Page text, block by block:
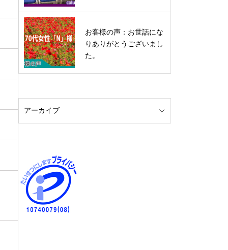
お客様の声：お世話にな
りありがとうございまし
た。